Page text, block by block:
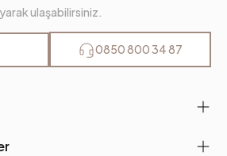
ulaşabilirsiniz.
0850 800 34 87